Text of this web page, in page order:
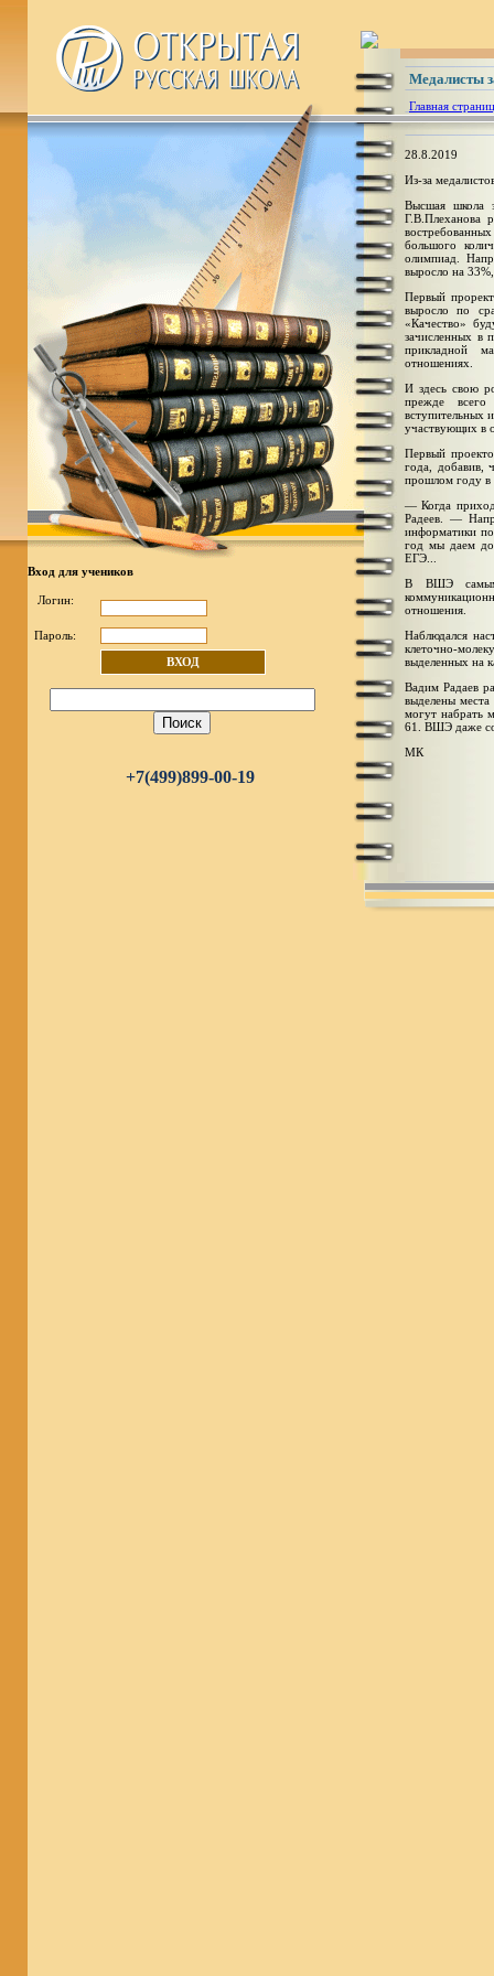
Медалисты
Главная
Вход для учеников
Логин:
Пароль:
ВХОД
+7(499)899-00-19
28.8.2019
Из-за
Высшая школа
Г.В.Плеханова
большого
олимпиад.
выросло на
Первый
выросло по
«Качество»
зачисленных
прикладной
отношениях.
И здесь свою
прежде всего
вступительных
участвующих в
Первый
года, добавив,
прошлом году
— Когда
Радеев. —
информатики
год мы даем
ЕГЭ...
В ВШЭ самым
отношения.
Наблюдался
клеточно-
выделенных на
Вадим Радаев
выделены
могут набрать
61. ВШЭ даже
МК